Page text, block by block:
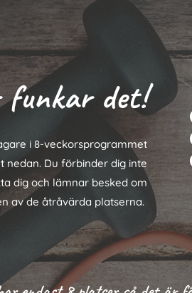
det!
i 8-veckorsprogrammet
Du förbinder dig inte
dig och lämnar besked om
av de åtråvärda platserna.